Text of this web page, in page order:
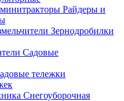
Райдеры и
Зернодробилки
Садовые
тележки
Снегоуборочная